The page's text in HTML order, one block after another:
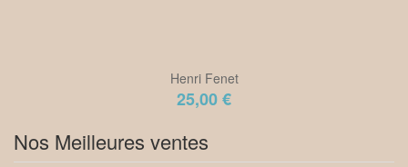
Henri Fenet
25,00 €
Nos Meilleures ventes